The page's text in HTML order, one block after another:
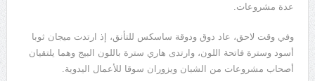
عدة مشروعات.
وفي وقت لاحق، عاد دوق ودوقة ساسكس للتأنق، إذ ارتدت ميجان ثوبا
أسود وسترة فاتحة اللون، وارتدى هاري سترة باللون البيج وهما يلتقيان
أصحاب مشروعات من الشبان ويزوران سوقا للأعمال اليدوية.